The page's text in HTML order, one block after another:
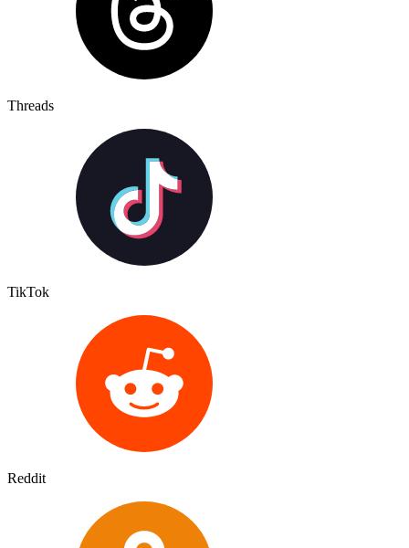
Threads
TikTok
Reddit